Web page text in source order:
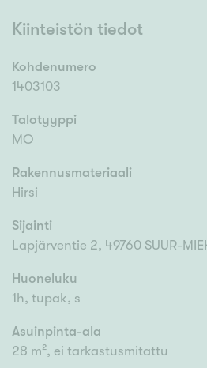
Kiinteistön tiedot
Kohdenumero
1403103
Talotyyppi
MO
Rakennusmateriaali
Hirsi
Sijainti
Lapjärventie 2, 49760 SUUR-
Huoneluku
1h, tupak, s
Asuinpinta-ala
28 m², ei tarkastusmitattu